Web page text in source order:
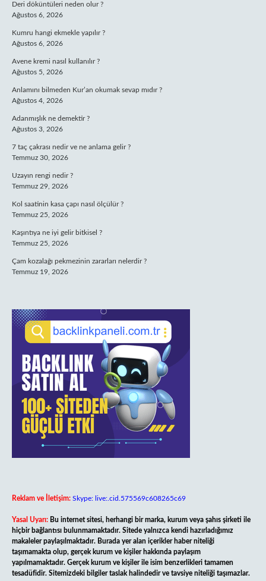
Deri döküntüleri neden olur ?
Ağustos 6, 2026
Kumru hangi ekmekle yapılır ?
Ağustos 6, 2026
Avene kremi nasıl kullanılır ?
Ağustos 5, 2026
Anlamını bilmeden Kur’an okumak sevap mıdır ?
Ağustos 4, 2026
Adanmışlık ne demektir ?
Ağustos 3, 2026
7 taç çakrası nedir ve ne anlama gelir ?
Temmuz 30, 2026
Uzayın rengi nedir ?
Temmuz 29, 2026
Kol saatinin kasa çapı nasıl ölçülür ?
Temmuz 25, 2026
Kaşıntıya ne iyi gelir bitkisel ?
Temmuz 25, 2026
Çam kozalağı pekmezinin zararları nelerdir ?
Temmuz 19, 2026
Reklam ve İletişim: Skype: live:.cid.575569c608265c69
Yasal Uyarı: Bu internet sitesi, herhangi bir marka, kurum veya şahıs şirketi ile
hiçbir bağlantısı bulunmamaktadır. Sitede yalnızca kendi hazırladığımız
makaleler paylaşılmaktadır. Burada yer alan içerikler haber niteliği
taşımamakta olup, gerçek kurum ve kişiler hakkında paylaşım
yapılmamaktadır. Gerçek kurum ve kişiler ile isim benzerlikleri tamamen
tesadüfidir. Sitemizdeki bilgiler taslak halindedir ve tavsiye niteliği taşımazlar.